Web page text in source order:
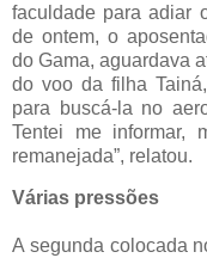
faculdade para adiar
de ontem, o
do Gama, aguardava
do voo da filha
para buscá-la no
Tentei me
remanejada”, relatou.
Várias pressões
A segunda colocada